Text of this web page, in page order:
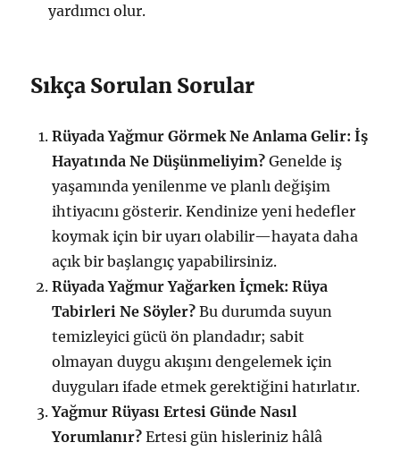
yardımcı olur.
Sıkça Sorulan Sorular
Rüyada Yağmur Görmek Ne Anlama Gelir: İş
Hayatında Ne Düşünmeliyim? Genelde iş
yaşamında yenilenme ve planlı değişim
ihtiyacını gösterir. Kendinize yeni hedefler
koymak için bir uyarı olabilir—hayata daha
açık bir başlangıç yapabilirsiniz.
Rüyada Yağmur Yağarken İçmek: Rüya
Tabirleri Ne Söyler? Bu durumda suyun
temizleyici gücü ön plandadır; sabit
olmayan duygu akışını dengelemek için
duyguları ifade etmek gerektiğini hatırlatır.
Yağmur Rüyası Ertesi Günde Nasıl
Yorumlanır? Ertesi gün hisleriniz hâlâ